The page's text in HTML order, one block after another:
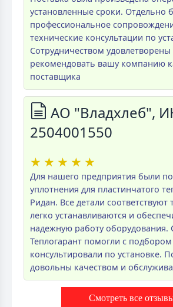
установленные сроки. Отдельно
профессиональное
технические консультации по
Сотрудничеством удовлетворены
рекомендовать вашу компанию
поставщика
АО "Владхлеб",
2504001550
★ ★ ★ ★ ★
Для нашего предприятия были
уплотнения для пластинчатого
Ридан. Все детали
легко устанавливаются и
надежную работу оборудования.
Теплогарант помогли с
консультировали по установке.
довольны качеством и
Смотреть все